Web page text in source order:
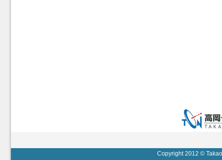
Copyright 2012 ©